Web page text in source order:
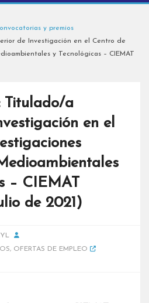
y premios
de Investigación en el Centro de
y Tecnológicas – CIEMAT
Titulado/a
en el
– CIEMAT
de 2021)
, OFERTAS DE EMPLEO